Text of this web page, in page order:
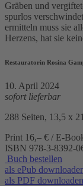
Gräben und
spurlos
ermitteln muss sie
Herzens, hat sie
Restauratorin Rosina
10. April 2024
sofort lieferbar
288 Seiten, 13,5 x
Print 16,– € / E-
ISBN 978-3-8392-
Buch bestellen
als ePub
als PDF downloaden